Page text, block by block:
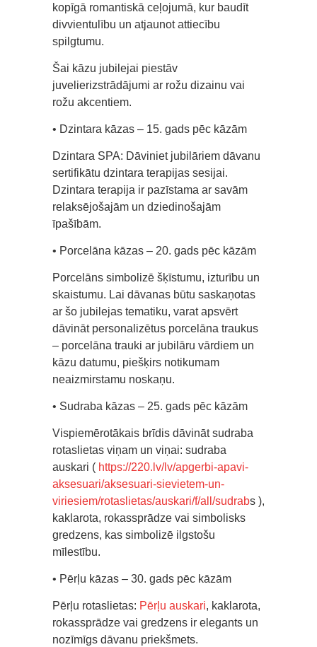
kopīgā romantiskā ceļojumā, kur baudīt
divvientulību un atjaunot attiecību
spilgtumu.
Šai kāzu jubilejai piestāv
juvelierizstrādājumi ar rožu dizainu vai
rožu akcentiem.
• Dzintara kāzas – 15. gads pēc kāzām
Dzintara SPA: Dāviniet jubilāriem dāvanu
sertifikātu dzintara terapijas sesijai.
Dzintara terapija ir pazīstama ar savām
relaksējošajām un dziedinošajām
īpašībām.
• Porcelāna kāzas – 20. gads pēc kāzām
Porcelāns simbolizē šķīstumu, izturību un
skaistumu. Lai dāvanas būtu saskaņotas
ar šo jubilejas tematiku, varat apsvērt
dāvināt personalizētus porcelāna traukus
– porcelāna trauki ar jubilāru vārdiem un
kāzu datumu, piešķirs notikumam
neaizmirstamu noskaņu.
• Sudraba kāzas – 25. gads pēc kāzām
Vispiemērotākais brīdis dāvināt sudraba
rotaslietas viņam un viņai: sudraba
auskari ( https://220.lv/lv/apgerbi-apavi-
aksesuari/aksesuari-sievietem-un-
viriesiem/rotaslietas/auskari/f/all/sudrabs ),
kaklarota, rokassprādze vai simbolisks
gredzens, kas simbolizē ilgstošu
mīlestību.
• Pērļu kāzas – 30. gads pēc kāzām
Pērļu rotaslietas: Pērļu auskari, kaklarota,
rokassprādze vai gredzens ir elegants un
nozīmīgs dāvanu priekšmets.